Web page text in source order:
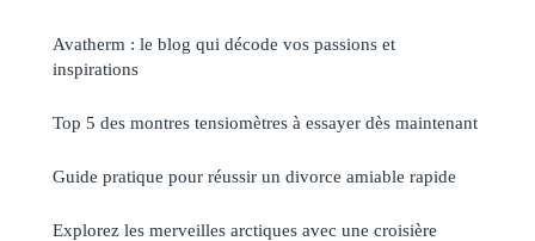
Avatherm : le blog qui décode vos passions et
inspirations
Top 5 des montres tensiomètres à essayer dès maintenant
Guide pratique pour réussir un divorce amiable rapide
Explorez les merveilles arctiques avec une croisière